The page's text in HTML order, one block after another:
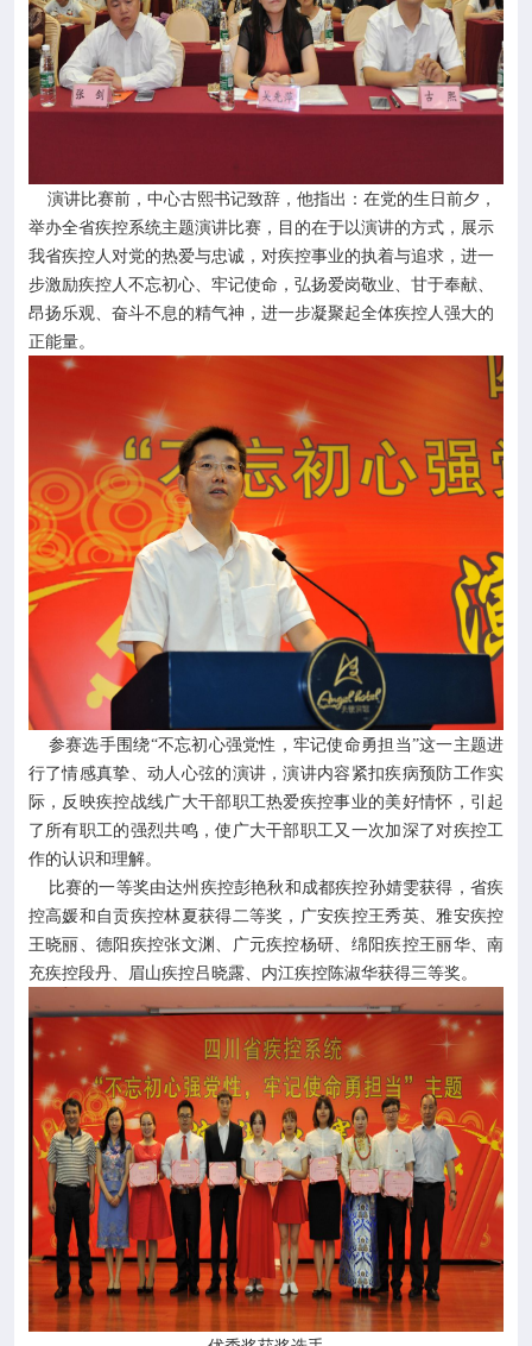
演讲比赛前，中心古熙书记致辞，他指出：在党的生日前夕，
举办全省疾控系统主题演讲比赛，目的在于以演讲的方式，展示
我省疾控人对党的热爱与忠诚，对疾控事业的执着与追求，进一
步激励疾控人不忘初心、牢记使命，弘扬爱岗敬业、甘于奉献、
昂扬乐观、奋斗不息的精气神，进一步凝聚起全体疾控人强大的
正能量。
参赛选手围绕“不忘初心强党性，牢记使命勇担当”这一主题进
行了情感真挚、动人心弦的演讲，演讲内容紧扣疾病预防工作实
际，反映疾控战线广大干部职工热爱疾控事业的美好情怀，引起
了所有职工的强烈共鸣，使广大干部职工又一次加深了对疾控工
作的认识和理解。
比赛的一等奖由达州疾控彭艳秋和成都疾控孙婧雯获得，省疾
控高媛和自贡疾控林夏获得二等奖，广安疾控王秀英、雅安疾控
王晓丽、德阳疾控张文渊、广元疾控杨研、绵阳疾控王丽华、南
充疾控段丹、眉山疾控吕晓露、内江疾控陈淑华获得三等奖。